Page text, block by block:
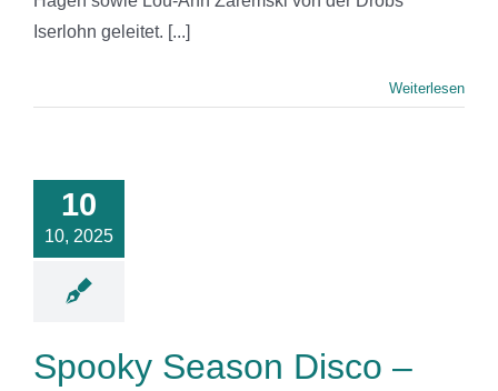
Iserlohn geleitet. [...]
Weiterlesen
10
10, 2025
–
Hemer
Spooky Season Disco –